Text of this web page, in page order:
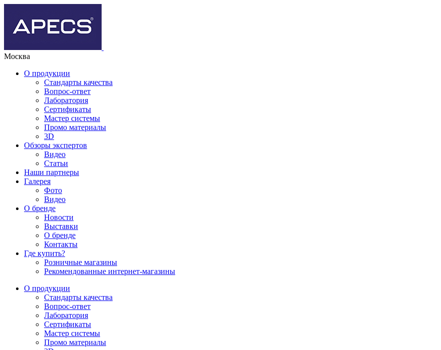
Москва
О продукции
Стандарты качества
Вопрос-ответ
Лаборатория
Сертификаты
Мастер системы
Промо материалы
3D
Обзоры экспертов
Видео
Статьи
Наши партнеры
Галерея
Фото
Видео
О бренде
Новости
Выставки
О бренде
Контакты
Где купить?
Розничные магазины
Рекомендованные интернет-магазины
О продукции
Стандарты качества
Вопрос-ответ
Лаборатория
Сертификаты
Мастер системы
Промо материалы